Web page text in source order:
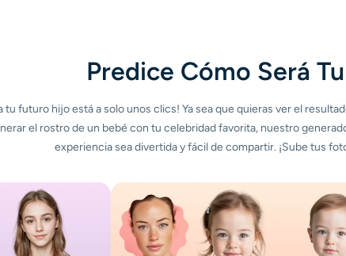
Predice Cómo Será
tu futuro hijo está a solo unos clics! Ya sea que quieras ver el
el rostro de un bebé con tu celebridad favorita, nuestro
experiencia sea divertida y fácil de compartir. ¡Sube tus